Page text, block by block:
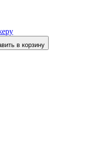
в корзину